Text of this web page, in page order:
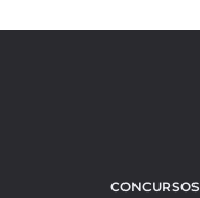
CONCURSOS